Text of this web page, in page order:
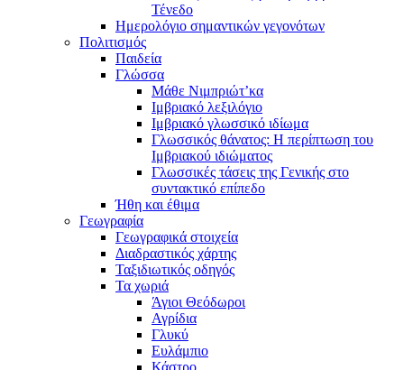
Τένεδο
Ημερολόγιο σημαντικών γεγονότων
Πολιτισμός
Παιδεία
Γλώσσα
Μάθε Νιμπριώτ’κα
Ιμβριακό λεξιλόγιο
Ιμβριακό γλωσσικό ιδίωμα
Γλωσσικός θάνατος: Η περίπτωση του
Ιμβριακού ιδιώματος
Γλωσσικές τάσεις της Γενικής στο
συντακτικό επίπεδο
Ήθη και έθιμα
Γεωγραφία
Γεωγραφικά στοιχεία
Διαδραστικός χάρτης
Ταξιδιωτικός οδηγός
Τα χωριά
Άγιοι Θεόδωροι
Αγρίδια
Γλυκύ
Ευλάμπιο
Κάστρο